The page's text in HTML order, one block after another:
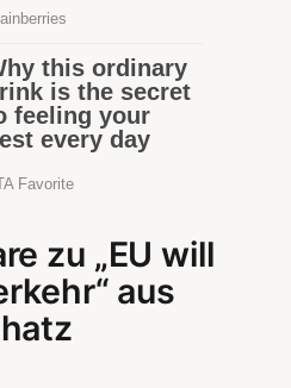
zu „EU will
aus